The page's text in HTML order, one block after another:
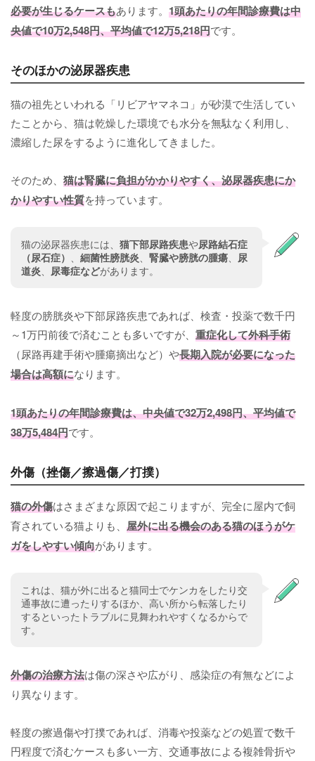
必要が生じるケースもあります。 1頭あたりの年間診療費は中
央値で10万2,548円、平均値で12万5,218円です。
そのほかの泌尿器疾患
猫の祖先といわれる「リビアヤマネコ」が砂漠で生活してい
たことから、猫は乾燥した環境でも水分を無駄なく利用し、
濃縮した尿をするように進化してきました。
そのため、 猫は腎臓に負担がかかりやすく、泌尿器疾患にか
かりやすい性質を持っています。
猫の泌尿器疾患には、 猫下部尿路疾患や尿路結石症
（尿石症）
細菌性膀胱炎 腎臓や膀胱の腫瘍
尿
道炎
尿毒症などがあります。
軽度の膀胱炎や下部尿路疾患であれば、検査・投薬で数千円
～1万円前後で済むことも多いですが、 重症化して外科手術
（尿路再建手術や腫瘍摘出など）や長期入院が必要になった
場合は高額になります。
1頭あたりの年間診療費は、中央値で32万2,498円、平均値で
38万5,484円です。
外傷（挫傷／擦過傷／打撲）
猫の外傷はさまざまな原因で起こりますが、完全に屋内で飼
育されている猫よりも、 屋外に出る機会のある猫のほうがケ
ガをしやすい傾向があります。
これは、猫が外に出ると猫同士でケンカをしたり交
通事故に遭ったりするほか、高い所から転落したり
するといったトラブルに見舞われやすくなるからで
す。
外傷の治療方法は傷の深さや広がり、感染症の有無などによ
り異なります。
軽度の擦過傷や打撲であれば、消毒や投薬などの処置で数千
円程度で済むケースも多い一方、交通事故による複雑骨折や